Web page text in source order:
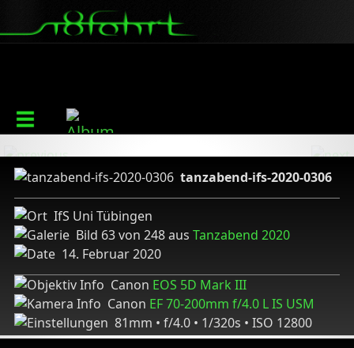
tanzabend-ifs-2020-0306
IfS Uni Tübingen
Bild 63 von 248 aus Tanzabend 2020
14. Februar 2020
Canon EOS 5D Mark III
Canon EF 70-200mm f/4.0 L IS USM
81mm • f/4.0 • 1/320s • ISO 12800